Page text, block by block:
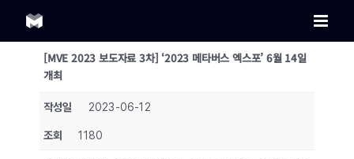
content
[MVE 2023 보도자료 3차] ‘2023 메타버스 엑스포’ 6월 14일
개최
작성일 2023-06-12
조회 1180